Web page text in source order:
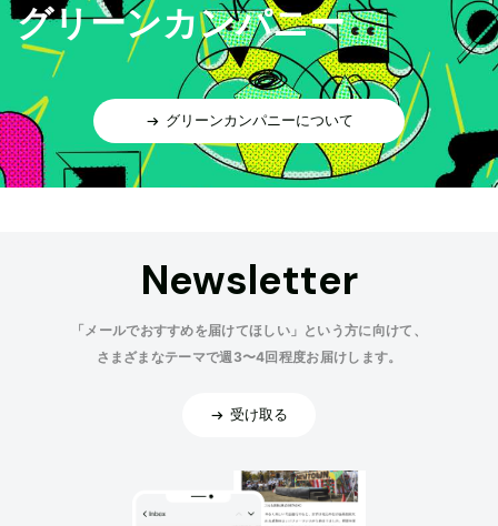
グリーンカンパニー
グリーンカンパニーについて
Newsletter
「メールでおすすめを届けてほしい」という方に向けて、
さまざまなテーマで週3〜4回程度お届けします。
受け取る